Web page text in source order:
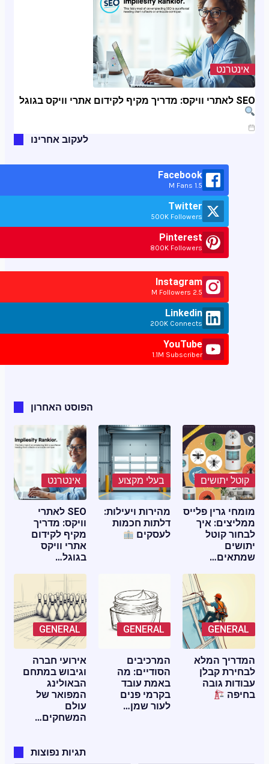
אינטרנט
SEO לאתרי וויקס: מדריך מקיף לקידום אתרי וויקס בגוגל
ינו 11, 2025
לעקוב אחרינו
Facebook
1.5 M Fans
Twitter
500K Followers
Pinterest
800K Followers
Instagram
2.5 M Followers
Linkedin
200K Connects
YouTube
1.1M Subscriber
הפוסט האחרון
קוטל יתושים
מומחי גרין פלייס
ממליצים: איך
לבחור קוטל
יתושים
שמתאים…
בעלי מקצוע
מהירות ויעילות:
דלתות חכמות
לעסקים
אינטרנט
SEO לאתרי
וויקס: מדריך
מקיף לקידום
אתרי וויקס
בגוגל…
GENERAL
המדריך המלא
לבחירת קבלן
עבודות גובה
בחיפה
GENERAL
המרכיבים
הסודיים: מה
באמת עובד
בקרמי פנים
לעור שמן…
GENERAL
אירועי חברה
וגיבוש במתחם
הבאולינג
המפואר של
עולם
המשחקים…
תגיות נפוצות